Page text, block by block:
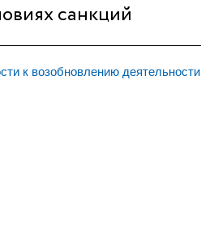
санкций
к возобновлению деятельности